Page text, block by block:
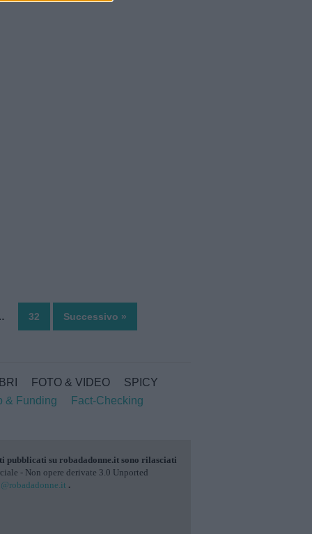
32 Successivo »
FOTO & VIDEO
SPICY
& Funding
Fact-Checking
pubblicati su robadadonne.it sono rilasciati
- Non opere derivate 3.0 Unported
.